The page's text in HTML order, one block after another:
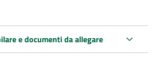
e documenti da allegare